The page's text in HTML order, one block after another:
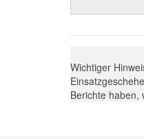
Wichtiger
Berichte haben,